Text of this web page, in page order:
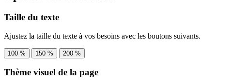
Taille du texte
Ajustez la taille du texte à vos besoins avec les boutons suivants.
100 % 150 % 200 %
Thème visuel de la page